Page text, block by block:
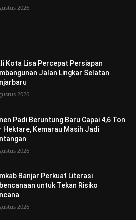
2026
Kota Lisa Percepat Persiapan
Jalan Lingkar Selatan
2026
Padi Beruntung Baru Capai 4,6 Ton
Hektare, Kemarau Masih Jadi
2026
Banjar Perkuat Literasi
untuk Tekan Risiko
2026